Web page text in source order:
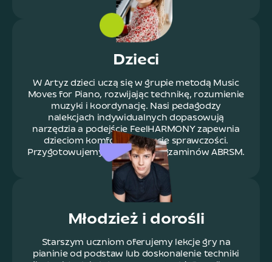
Dzieci
W Artyz dzieci uczą się w grupie metodą Music
Moves for Piano, rozwijając technikę, rozumienie
muzyki i koordynację. Nasi pedagodzy
nalekcjach indywidualnych dopasowują
narzędzia a podejście FeelHARMONY zapewnia
dzieciom komfort i poczucie sprawczości.
Przygotowujemy również do egzaminów ABRSM.
Młodzież i dorośli
Starszym uczniom oferujemy lekcje gry na
pianinie od podstaw lub doskonalenie techniki